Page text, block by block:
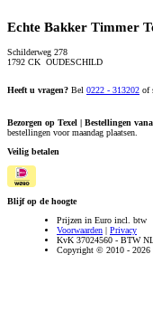
Echte Bakker Timmer
Schilderweg 278
1792 CK OUDESCHILD
Heeft u vragen? Bel 0222 - 313202 of
Bezorgen op Texel | Bestellingen
bestellingen voor maandag plaatsen.
Veilig betalen
Blijf op de hoogte
Prijzen in Euro incl. btw
Voorwaarden | Privacy
KvK 37024560 - BTW
Copyright © 2010 - 2026